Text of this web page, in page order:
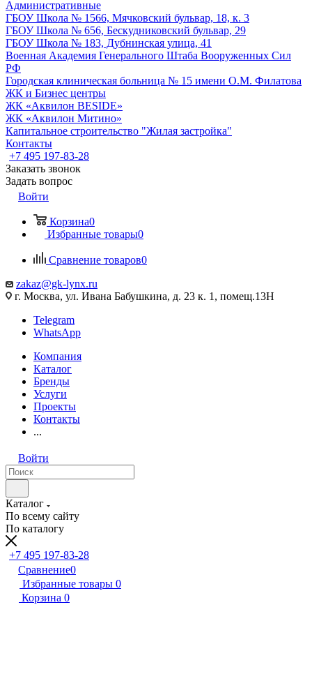
Административные
ГБОУ Школа № 1566, Мячковский бульвар, 18, к. 3
ГБОУ Школа № 656, Бескудниковский бульвар, 29
ГБОУ Школа № 183, Дубнинская улица, 41
Военная Академия Генерального Штаба Вооруженных Сил
РФ
Городская клиническая больница № 15 имени О.М. Филатова
ЖК и Бизнес центры
ЖК «Аквилон BESIDE»
ЖК «Аквилон Митино»
Капитальное строительство "Жилая застройка"
Контакты
+7 495 197-83-28
Заказать звонок
Задать вопрос
Войти
Корзина0
Избранные товары0
Сравнение товаров0
zakaz@gk-lynx.ru
г. Москва, ул. Ивана Бабушкина, д. 23 к. 1, помещ.13Н
Telegram
WhatsApp
Компания
Каталог
Бренды
Услуги
Проекты
Контакты
...
Войти
Каталог
По всему сайту
По каталогу
+7 495 197-83-28
Сравнение0
Избранные товары 0
Корзина 0